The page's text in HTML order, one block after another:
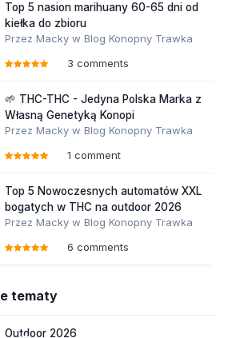
Top 5 nasion marihuany 60-65 dni od
kiełka do zbioru
Przez Macky w Blog Konopny Trawka
3 comments
🌱 THC-THC - Jedyna Polska Marka z
Własną Genetyką Konopi
Przez Macky w Blog Konopny Trawka
1 comment
Top 5 Nowoczesnych automatów XXL
bogatych w THC na outdoor 2026
Przez Macky w Blog Konopny Trawka
6 comments
tematy
Outdoor 2026